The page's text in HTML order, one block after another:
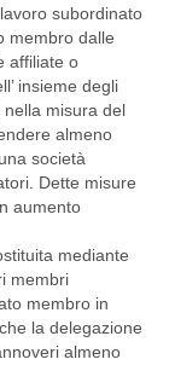
subordinato
membro dalle
affiliate o
insieme degli
nella misura del
almeno
società
Dette misure
aumento
mediante
membri
membro in
la delegazione
almeno